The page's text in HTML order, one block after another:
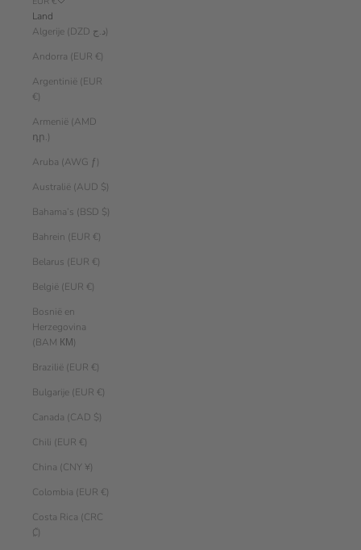
Land
Algerije (DZD د.ج)
Andorra (EUR €)
Argentinië (EUR
€)
Armenië (AMD
դր.)
Aruba (AWG ƒ)
Australië (AUD $)
Bahama’s (BSD $)
Bahrein (EUR €)
Belarus (EUR €)
België (EUR €)
Bosnië en
Herzegovina
(BAM КМ)
Brazilië (EUR €)
Bulgarije (EUR €)
Canada (CAD $)
Chili (EUR €)
China (CNY ¥)
Colombia (EUR €)
Costa Rica (CRC
₡)